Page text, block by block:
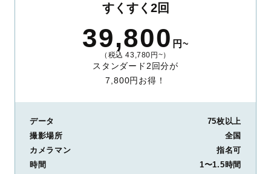
すくすく2回
39,800 円~
（税込 43,780円~）
スタンダード2回分が
7,800円お得！
データ
75枚以上
撮影場所
全国
カメラマン
指名可
時間
1〜1.5時間